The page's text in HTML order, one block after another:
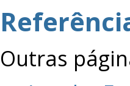
Outras